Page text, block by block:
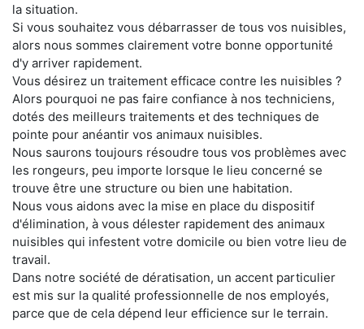
la situation.
Si vous souhaitez vous débarrasser de tous vos nuisibles,
alors nous sommes clairement votre bonne opportunité
d'y arriver rapidement.
Vous désirez un traitement efficace contre les nuisibles ?
Alors pourquoi ne pas faire confiance à nos techniciens,
dotés des meilleurs traitements et des techniques de
pointe pour anéantir vos animaux nuisibles.
Nous saurons toujours résoudre tous vos problèmes avec
les rongeurs, peu importe lorsque le lieu concerné se
trouve être une structure ou bien une habitation.
Nous vous aidons avec la mise en place du dispositif
d'élimination, à vous délester rapidement des animaux
nuisibles qui infestent votre domicile ou bien votre lieu de
travail.
Dans notre société de dératisation, un accent particulier
est mis sur la qualité professionnelle de nos employés,
parce que de cela dépend leur efficience sur le terrain.